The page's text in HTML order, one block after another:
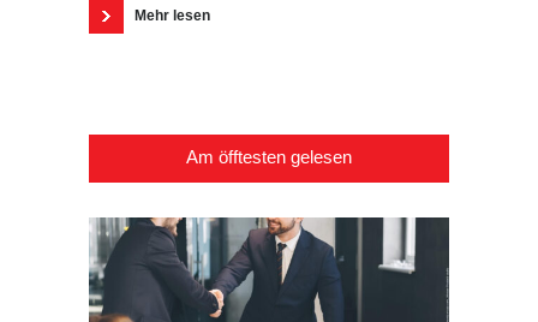
Mehr lesen
Am öfftesten gelesen